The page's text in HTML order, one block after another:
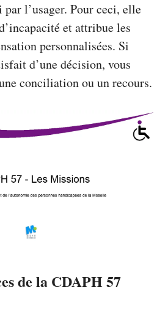
l’usager. Pour ceci, elle
et attribue les
personnalisées. Si
d’une décision, vous
conciliation ou un recours.
de la CDAPH 57